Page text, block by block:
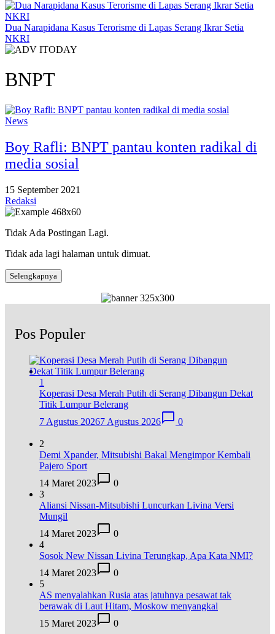
Dua Narapidana Kasus Terorisme di Lapas Serang Ikrar Setia
NKRI
BNPT
News
Boy Rafli: BNPT pantau konten radikal di
media sosial
15 September 2021
Redaksi
Tidak Ada Postingan Lagi.
Tidak ada lagi halaman untuk dimuat.
Selengkapnya
Pos Populer
1
Koperasi Desa Merah Putih di Serang Dibangun Dekat
Titik Lumpur Belerang
7 Agustus 20267 Agustus 2026 0
2
Demi Xpander, Mitsubishi Bakal Mengimpor Kembali
Pajero Sport
14 Maret 2023
0
3
Aliansi Nissan-Mitsubishi Luncurkan Livina Versi
Mungil
14 Maret 2023
0
4
Sosok New Nissan Livina Terungkap, Apa Kata NMI?
14 Maret 2023
0
5
AS menyalahkan Rusia atas jatuhnya pesawat tak
berawak di Laut Hitam, Moskow menyangkal
15 Maret 2023
0